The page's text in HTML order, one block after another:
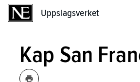
Uppslagsverket
Kap San